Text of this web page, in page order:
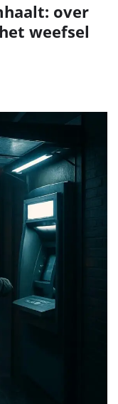
over
weefsel